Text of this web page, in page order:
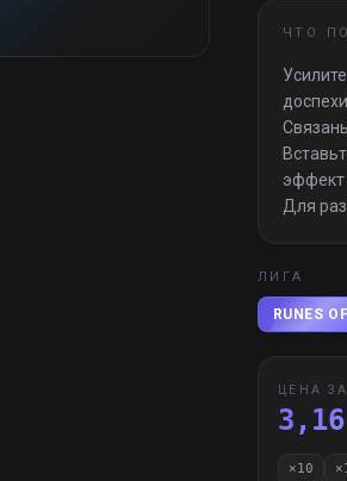
ЧТО
эффект
Для
ЛИГА
RUNES
ЦЕНА
×10 ×